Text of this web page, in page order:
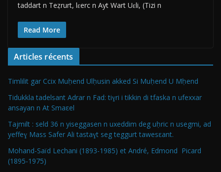
taddart n Teẓrurt, lɛerc n Ayt Wart Uɛli, (Tizi n
Read More
Articles récents
Timlilit gar Ccix Muḥend Ulḥusin akked Si Muḥend U Mḥend
Tidukkla tadelsant Adrar n Fad: tiɣri i tikkin di tfaska n ufexxar
ansayan n At Smaεel
Tajmilt : seld 36 n yiseggasen n uxeddim deg uḥric n usegmi, ad
yeffeɣ Mass Safer Ali tastaɣt seg teggurt tawesεant.
Mohand-Saïd Lechani (1893-1985) et André, Edmond Picard
(1895-1975)